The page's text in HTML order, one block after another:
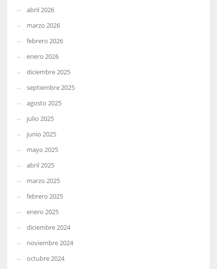
abril 2026
marzo 2026
febrero 2026
enero 2026
diciembre 2025
septiembre 2025
agosto 2025
julio 2025
junio 2025
mayo 2025
abril 2025
marzo 2025
febrero 2025
enero 2025
diciembre 2024
noviembre 2024
octubre 2024